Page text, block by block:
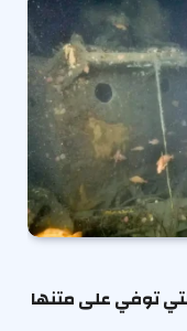
توفي على متنها